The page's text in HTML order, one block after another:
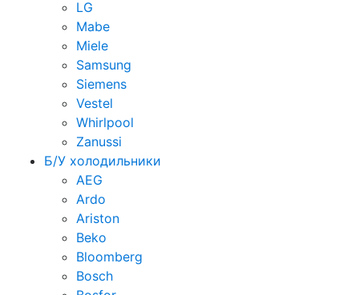
LG
Mabe
Miele
Samsung
Siemens
Vestel
Whirlpool
Zanussi
Б/У холодильники
AEG
Ardo
Ariston
Beko
Bloomberg
Bosch